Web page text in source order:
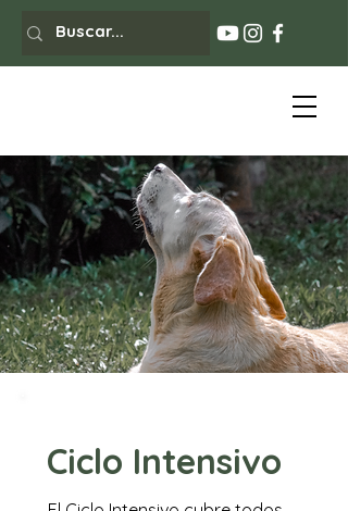
Ciclo Intensivo